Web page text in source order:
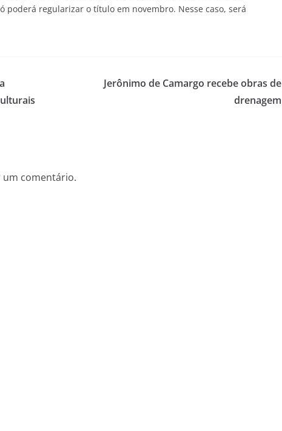
poderá regularizar o título em novembro. Nesse caso, será
Jerônimo de Camargo recebe obras de
drenagem
comentário.